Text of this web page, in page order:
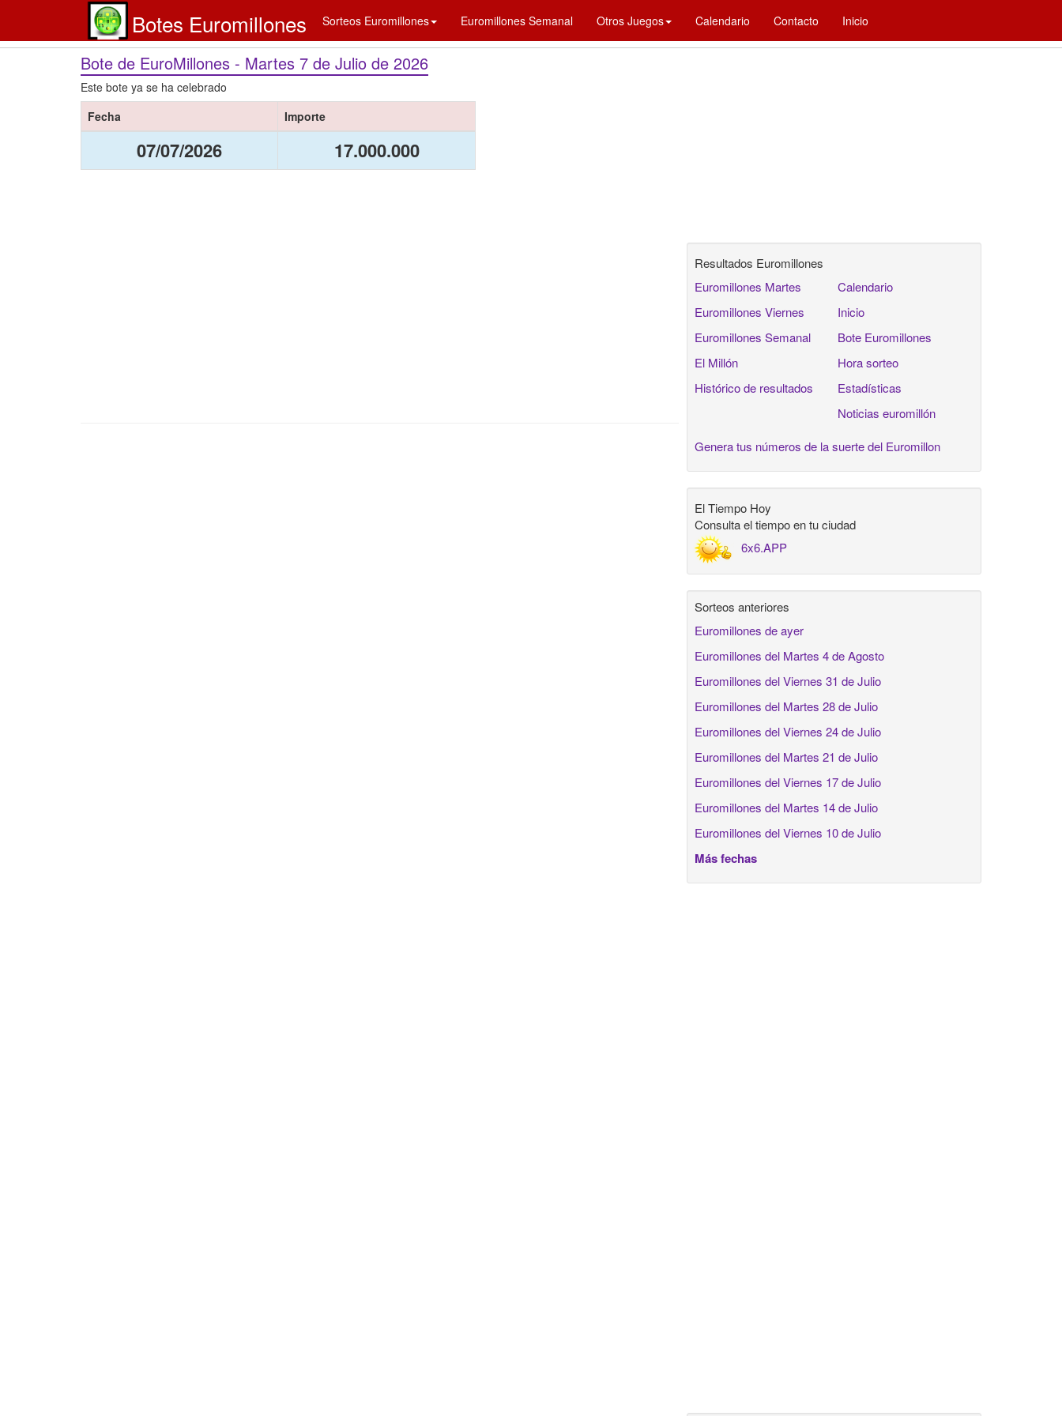
Botes Euromillones Sorteos Euromillones Euromillones Semanal Otros Juegos Calendario Contacto Inicio
Bote de EuroMillones - Martes 7 de Julio de 2026
Este bote ya se ha celebrado
Fecha
Importe
07/07/2026 17.000.000
Resultados Euromillones
Euromillones Martes
Euromillones Viernes
Euromillones Semanal
El Millón
Histórico de resultados
Calendario
Inicio
Bote Euromillones
Hora sorteo
Estadísticas
Noticias euromillón
Genera tus números de la suerte del Euromillon
El Tiempo Hoy
Consulta el tiempo en tu ciudad
6x6.APP
Sorteos anteriores
Euromillones de ayer
Euromillones del Martes 4 de Agosto
Euromillones del Viernes 31 de Julio
Euromillones del Martes 28 de Julio
Euromillones del Viernes 24 de Julio
Euromillones del Martes 21 de Julio
Euromillones del Viernes 17 de Julio
Euromillones del Martes 14 de Julio
Euromillones del Viernes 10 de Julio
Más fechas